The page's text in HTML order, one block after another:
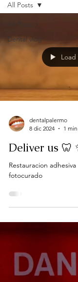
All Posts
Dental vlog
All Posts
dentalpalermo
8 dic 2024
1
Deliver us 🦷
Restauracion
fotocurado